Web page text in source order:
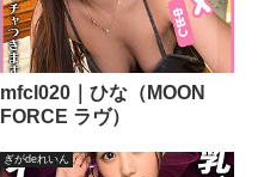
mfcl020｜ひな（MOON
FORCE ラヴ）
ぎがdeれいん